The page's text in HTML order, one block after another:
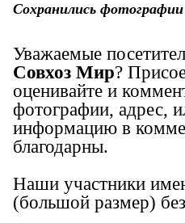
Сохранились
Уважаемые
Совхоз Мир?
оценивайте и
фотографии, адрес,
информацию в
благодарны.
Наши участники
(большой размер)